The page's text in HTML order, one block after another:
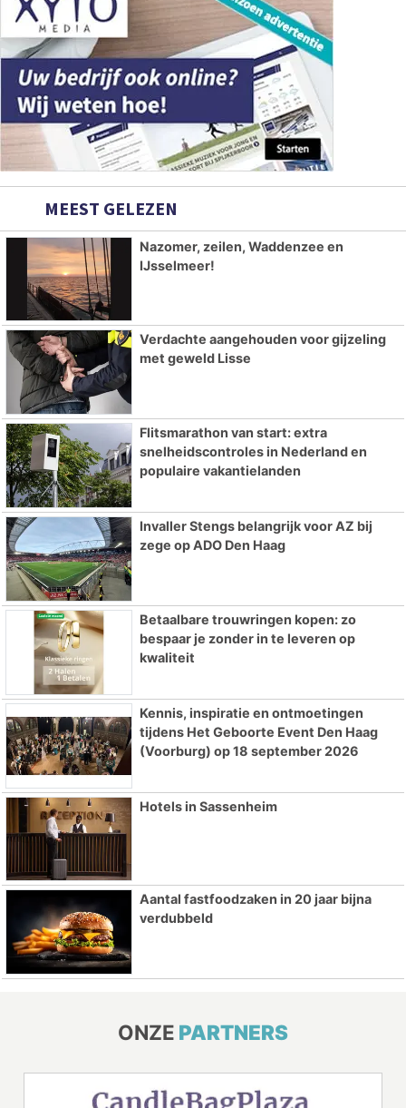
MEEST GELEZEN
Nazomer, zeilen, Waddenzee en
IJsselmeer!
Verdachte aangehouden voor gijzeling
met geweld Lisse
Flitsmarathon van start: extra
snelheidscontroles in Nederland en
populaire vakantielanden
Invaller Stengs belangrijk voor AZ bij
zege op ADO Den Haag
Betaalbare trouwringen kopen: zo
bespaar je zonder in te leveren op
kwaliteit
Kennis, inspiratie en ontmoetingen
tijdens Het Geboorte Event Den Haag
(Voorburg) op 18 september 2026
Hotels in Sassenheim
Aantal fastfoodzaken in 20 jaar bijna
verdubbeld
ONZE PARTNERS